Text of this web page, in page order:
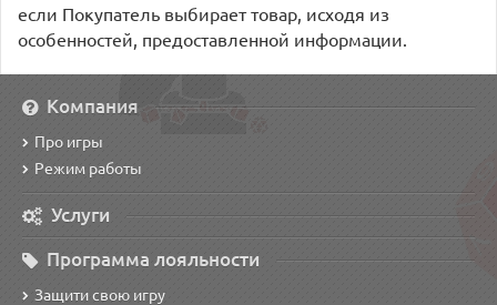
если Покупатель выбирает товар, исходя из
особенностей, предоставленной информации.
Компания
Про игры
Режим работы
Услуги
Программа лояльности
Защити свою игру